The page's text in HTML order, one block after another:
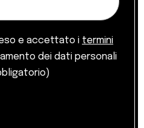
e accettato i termini
dei dati personali